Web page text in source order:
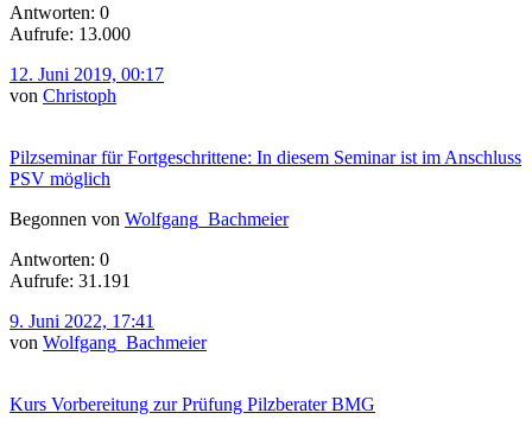
Antworten: 0
Aufrufe: 13.000
12. Juni 2019, 00:17
von Christoph
Pilzseminar für Fortgeschrittene: In diesem Seminar ist im Anschluss
PSV möglich
Begonnen von Wolfgang_Bachmeier
Antworten: 0
Aufrufe: 31.191
9. Juni 2022, 17:41
von Wolfgang_Bachmeier
Kurs Vorbereitung zur Prüfung Pilzberater BMG